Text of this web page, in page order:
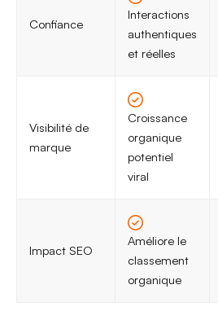
Confiance
Interactions
authentiques
et réelles
Visibilité de
marque
Croissance
organique
potentiel
viral
Impact SEO
Améliore le
classement
organique